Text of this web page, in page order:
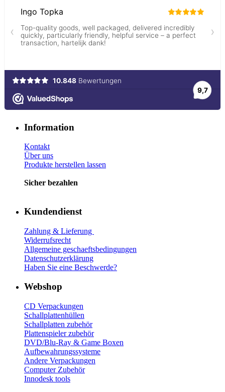
Information
Kontakt
Über uns
Produkte herstellen lassen
Sicher bezahlen
Kundendienst
Zahlung & Lieferung
Widerrufsrecht
Allgemeine geschaeftsbedingungen
Datenschutzerklärung
Haben Sie eine Beschwerde?
Webshop
CD Verpackungen
Schallplattenhüllen
Schallplatten zubehör
Plattenspieler zubehör
DVD/Blu-Ray & Game Boxen
Aufbewahrungssysteme
Andere Verpackungen
Computer Zubehör
Innodesk tools